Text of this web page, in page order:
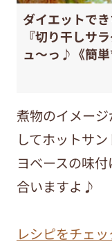
ダイエットで
『切り干しサ
ュ〜っ♪《簡単
煮物のイメー
してホットサ
ヨベースの味
合いますよ♪
レシピをチェ